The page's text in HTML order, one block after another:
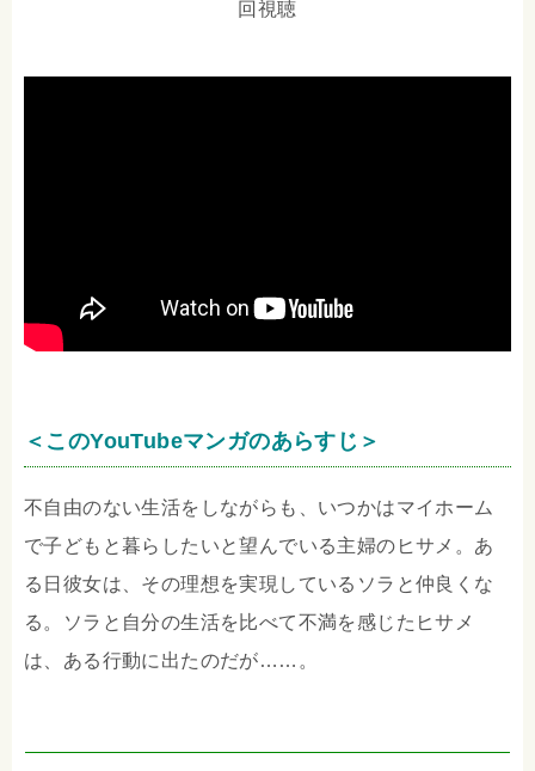
回視聴
＜このYouTubeマンガのあらすじ＞
不自由のない生活をしながらも、いつかはマイホーム
で子どもと暮らしたいと望んでいる主婦のヒサメ。あ
る日彼女は、その理想を実現しているソラと仲良くな
る。ソラと自分の生活を比べて不満を感じたヒサメ
は、ある行動に出たのだが……。